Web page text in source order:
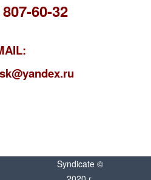
60-32
Syndicate ©